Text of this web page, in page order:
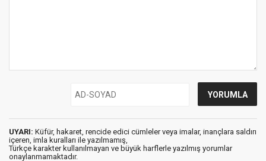
UYARI: Küfür, hakaret, rencide edici cümleler veya imalar, inançlara saldırı
içeren, imla kuralları ile yazılmamış,
Türkçe karakter kullanılmayan ve büyük harflerle yazılmış yorumlar
onaylanmamaktadır.